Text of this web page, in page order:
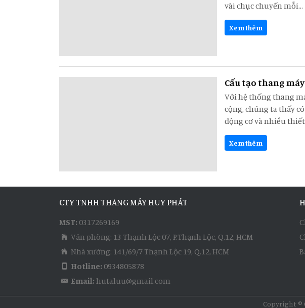
vài chục chuyến mỗi...
Xem thêm
Cấu tạo thang
Với hệ thống thang
cộng, chúng ta thấy
động cơ và nhiều thiết
Xem thêm
CTY TNHH THANG MÁY HUY PHÁT
MST: 0317269169
Văn phòng: 13 Thạnh Lộc 07, P.Thạnh Lộc, Q.12, HCM
Nhà xưởng: 141/69/7 Thạnh Lộc 19, Q.12, HCM
Hotline: 0934805878
Email: hutaluu@gmail.com
Copyright ©